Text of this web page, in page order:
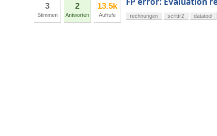
3
Stimmen
2
Antworten
13.5k
Aufrufe rechnungen scrlttr2 datatool